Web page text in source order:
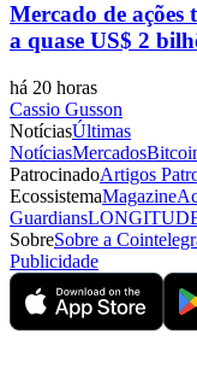
Mercado de ações
a quase US$ 2
há 20 horas
Cassio Gusson
NotíciasÚltimas
NotíciasMercados
PatrocinadoArtigos
EcossistemaMagazine
Guardians
SobreSobre a
Publicidade